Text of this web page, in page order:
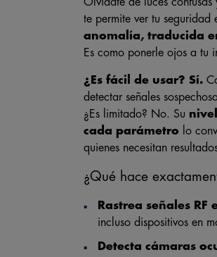
te permite ver tu
anomalía, traducida
Es como ponerle ojos a tu
¿Es fácil de usar? Sí.
detectar señales
¿Es limitado? No. Su
cada parámetro lo
quienes necesitan
¿Qué hace
Rastrea señales
incluso dispositivos en
Detecta cámaras